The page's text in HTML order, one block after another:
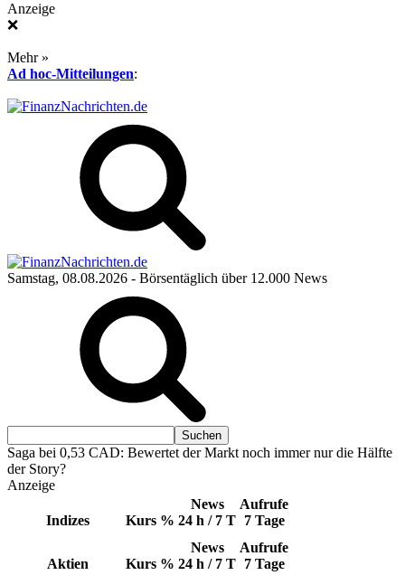
Anzeige
❌
Mehr »
Ad hoc-Mitteilungen:
Samstag, 08.08.2026 - Börsentäglich über 12.000 News
Saga bei 0,53 CAD: Bewertet der Markt noch immer nur die Hälfte
der Story?
Anzeige
Indizes Kurs %
News
24 h / 7 T
Aufrufe
7 Tage
Aktien Kurs %
News
24 h / 7 T
Aufrufe
7 Tage